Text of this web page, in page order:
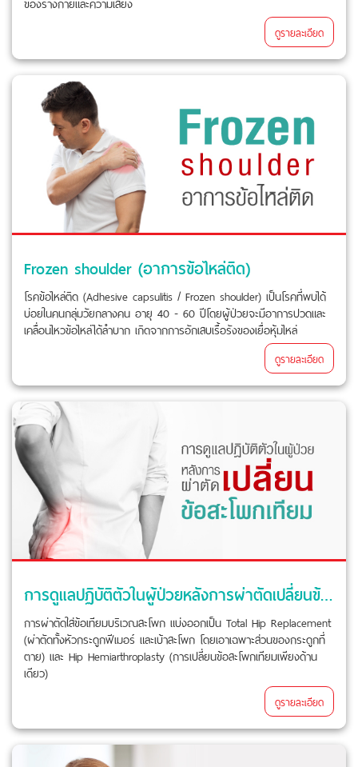
ดูรายละเอียด
Frozen shoulder (อาการข้อไหล่ติด)
โรคข้อไหล่ติด (Adhesive capsulitis / Frozen shoulder) เป็นโรคที่พบได้
บ่อยในคนกลุ่มวัยกลางคน อายุ 40 - 60 ปีโดยผู้ป่วยจะมีอาการปวดและ
เคลื่อนไหวข้อไหล่ได้ลำบาก เกิดจากการอักเสบเรื้อรังของเยื่อหุ้มไหล่
ดูรายละเอียด
การดูแลปฏิบัติตัวในผู้ป่วยหลังการผ่าตัดเปลี่ยนข้อสะโพกเทียม
การผ่าตัดใส่ข้อเทียมบริเวณสะโพก แบ่งออกเป็น Total Hip Replacement
(ผ่าตัดทั้งหัวกระดูกฟีเมอร์ และเบ้าสะโพก โดยเอาเฉพาะส่วนของกระดูกที่
ตาย) และ Hip Hemiarthroplasty (การเปลี่ยนข้อสะโพกเทียมเพียงด้าน
เดียว)
ดูรายละเอียด